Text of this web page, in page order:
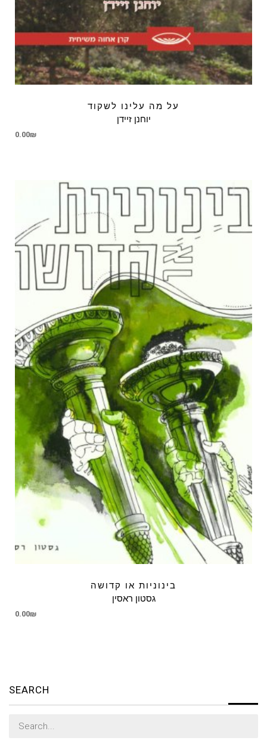
על מה עלינו לשקוד
יוחנן זיידן
0.00₪
בינוניות או קדושה
גסטון ראסין
0.00₪
SEARCH
Search